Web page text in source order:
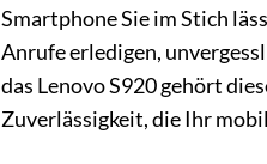
Smartphone Sie im Stich
Anrufe erledigen,
das Lenovo S920 gehört
Zuverlässigkeit, die Ihr